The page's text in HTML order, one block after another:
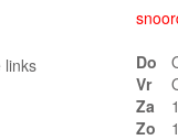
Do
Vr
Za
Zo
links